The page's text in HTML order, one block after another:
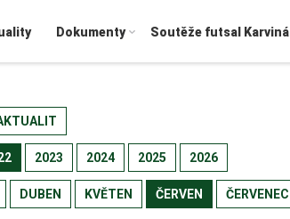
Dokumenty Soutěže futsal Karviná
2023 2024 2025 2026
DUBEN KVĚTEN ČERVEN ČERVENEC